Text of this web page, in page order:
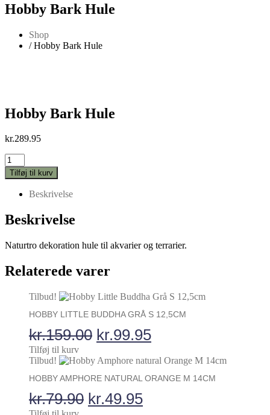
Hobby Bark Hule
Shop
/ Hobby Bark Hule
Hobby Bark Hule
kr.289.95
Hobby
Bark
Hule
antal
Tilføj til kurv
Beskrivelse
Beskrivelse
Naturtro dekoration hule til akvarier og terrarier.
Relaterede varer
Tilbud!
HOBBY LITTLE BUDDHA GRÅ S 12,5CM
kr.159.00 Den
oprindelige
pris
var:
kr.159.00.
kr.99.95Den
aktuelle
pris
Tilføj til kurv
Tilbud!
HOBBY AMPHORE NATURAL ORANGE M 14CM
kr.79.90 Den
kr.49.95Den